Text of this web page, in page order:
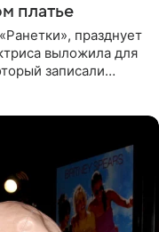
платье
празднует
выложила для
записали